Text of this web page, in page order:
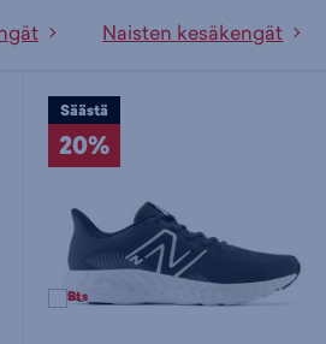
Naisten kesäkengät
Säästä
20%